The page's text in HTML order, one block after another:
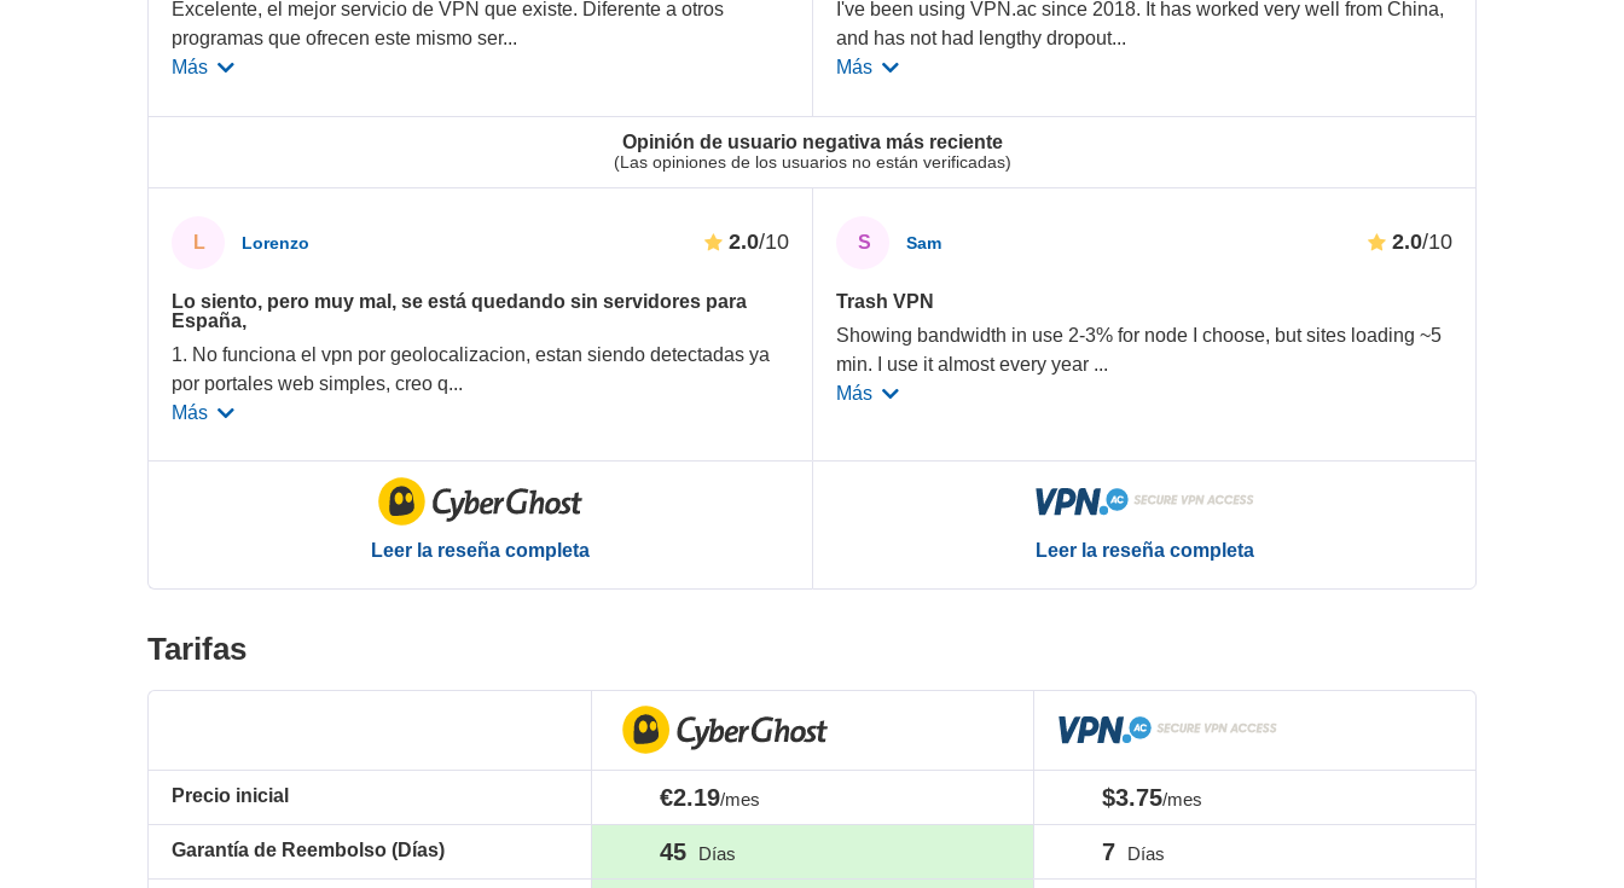
Opinión de usuario negativa más reciente
(Las opiniones de los usuarios no están verificadas)
Excelente, el mejor servicio de VPN que existe. Diferente a otros
programas que ofrecen este mismo ser...
Más
L Lorenzo 2.0/10
Lo siento, pero muy mal, se está quedando sin servidores para
España,
1. No funciona el vpn por geolocalizacion, estan siendo detectadas ya
por portales web simples, creo q...
Más
Leer la reseña completa
I've been using VPN.ac since 2018. It has worked very well from China,
and has not had lengthy dropout...
Más
S Sam 2.0/10
Trash VPN
Showing bandwidth in use 2-3% for node I choose, but sites loading ~5
min. I use it almost every year ...
Más
Leer la reseña completa
Tarifas
Precio inicial
Garantía de Reembolso (Días)
€2.19/mes
45 Días
$3.75/mes
7 Días